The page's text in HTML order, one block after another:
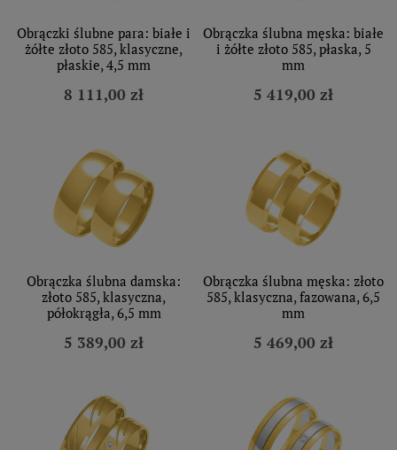
Obrączki ślubne para: białe i
żółte złoto 585, klasyczne,
płaskie, 4,5 mm
8 111,00 zł
Obrączka ślubna męska: białe
i żółte złoto 585, płaska, 5
mm
5 419,00 zł
Obrączka ślubna damska:
złoto 585, klasyczna,
półokrągła, 6,5 mm
5 389,00 zł
Obrączka ślubna męska: złoto
585, klasyczna, fazowana, 6,5
mm
5 469,00 zł